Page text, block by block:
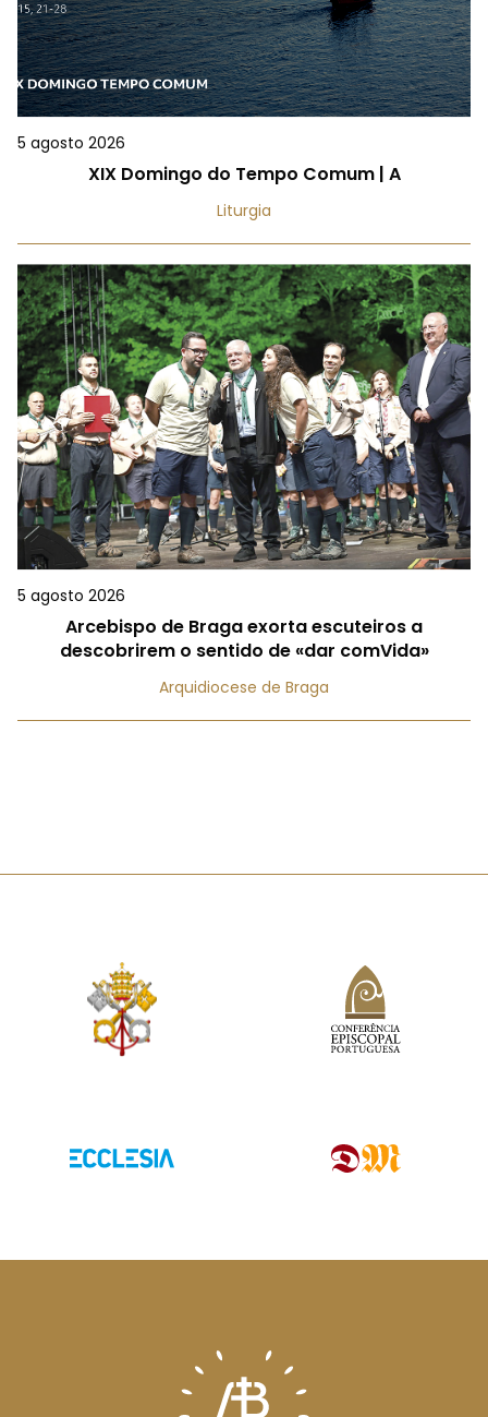
5 agosto 2026
XIX Domingo do Tempo Comum | A
Liturgia
5 agosto 2026
Arcebispo de Braga exorta escuteiros a
descobrirem o sentido de «dar comVida»
Arquidiocese de Braga